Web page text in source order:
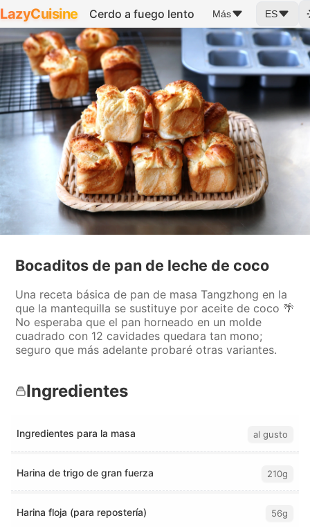
LazyCuisine Cerdo a fuego lento Más ES
Bocaditos de pan de leche de coco
Una receta básica de pan de masa Tangzhong en la
que la mantequilla se sustituye por aceite de coco 🌴
No esperaba que el pan horneado en un molde
cuadrado con 12 cavidades quedara tan mono;
seguro que más adelante probaré otras variantes.
Ingredientes
Ingredientes para la masa al gusto
Harina de trigo de gran fuerza 210g
Harina floja (para repostería) 56g